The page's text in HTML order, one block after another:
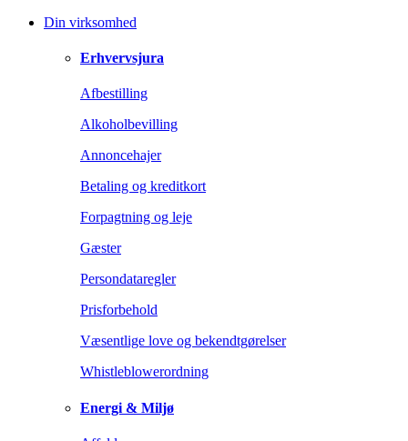
Din virksomhed
Erhvervsjura
Afbestilling
Alkoholbevilling
Annoncehajer
Betaling og kreditkort
Forpagtning og leje
Gæster
Persondataregler
Prisforbehold
Væsentlige love og bekendtgørelser
Whistleblowerordning
Energi & Miljø